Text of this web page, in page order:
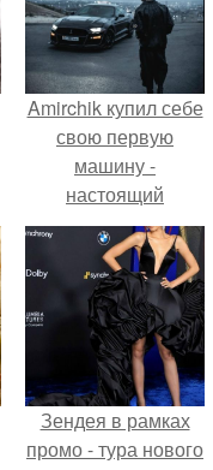
Amirchik купил себе
свою первую
машину -
настоящий
автомобиль мечты
для многих
автолюбителей.
Зендея в рамках
промо - тура нового